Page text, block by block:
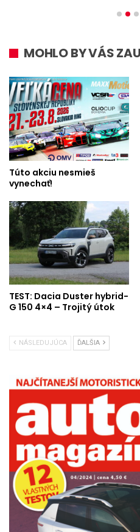
MOHLO BY VÁS
Túto akciu nesmieš
vynechať!
TEST: Dacia Duster hybrid-
G 150 4×4 – Trojitý útok
NÁSLEDUJÚCA ĎALŠIA